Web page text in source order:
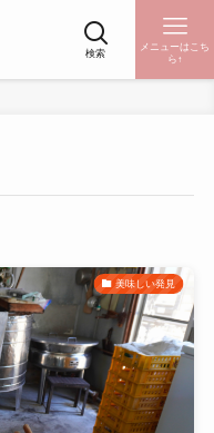
検索
メニューはこち
ら↑
美味しい発見